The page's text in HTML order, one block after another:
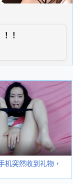
！
机突然收到礼物，